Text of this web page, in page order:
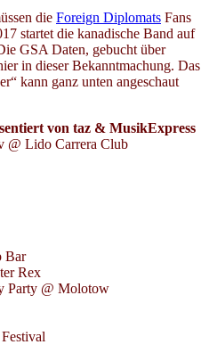
die Foreign Diplomats Fans
startet die kanadische Band auf
GSA Daten, gebucht über
in dieser Bekanntmachung. Das
kann ganz unten angeschaut
von taz & MusikExpress
@ Lido Carrera Club
Bar
Rex
Party @ Molotow